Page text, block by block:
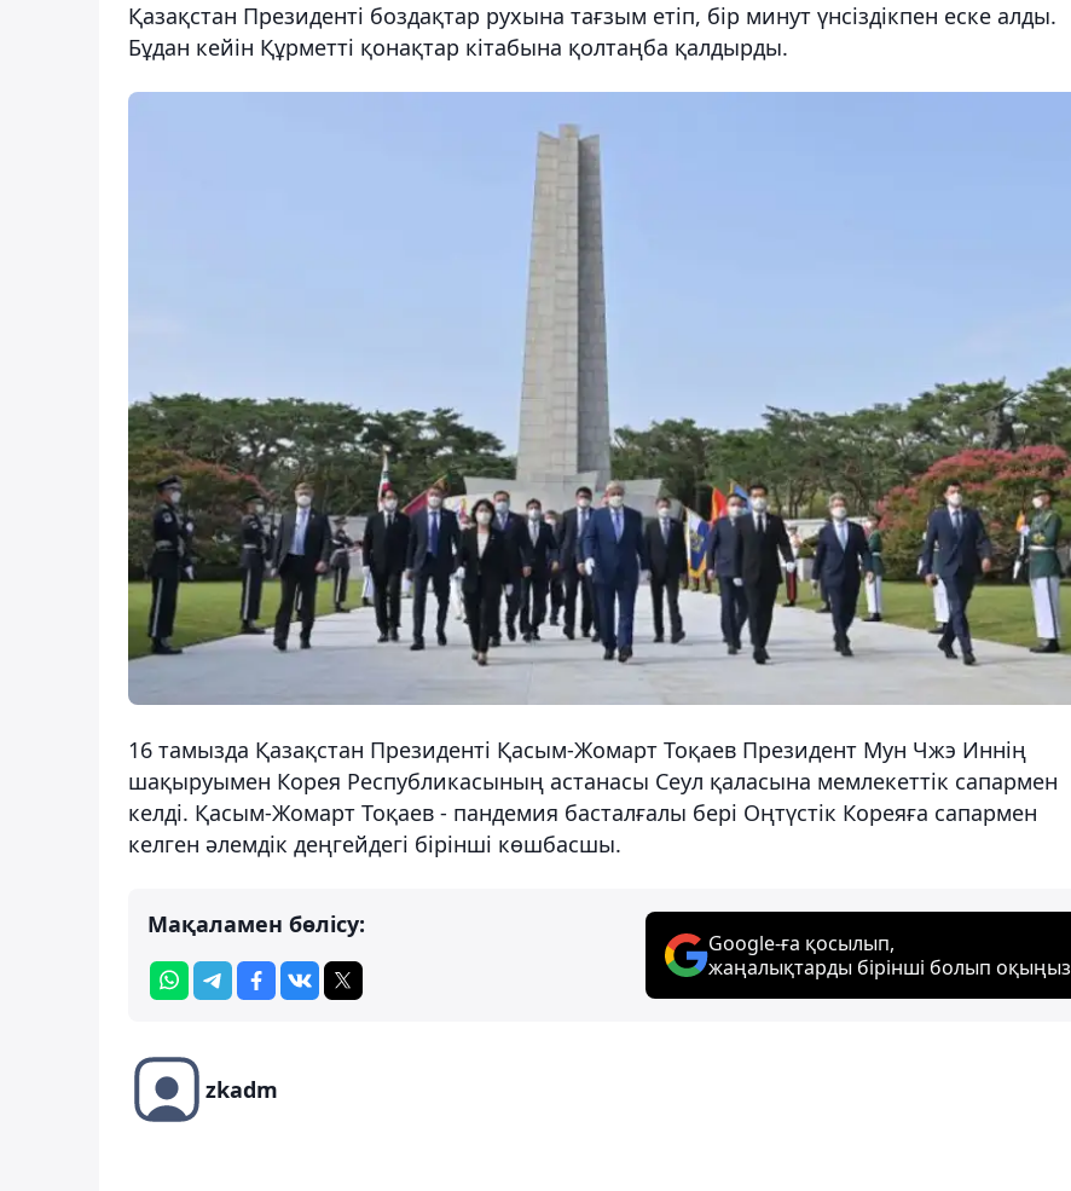
Қазақстан Президенті боздақтар рухына тағзым етіп, бір минут үнсіздікпен еске алды.
Бұдан кейін Құрметті қонақтар кітабына қолтаңба қалдырды.
16 тамызда Қазақстан Президенті Қасым-Жомарт Тоқаев Президент Мун Чжэ Иннің
шақыруымен Корея Республикасының астанасы Сеул қаласына мемлекеттік сапармен
келді. Қасым-Жомарт Тоқаев - пандемия басталғалы бері Оңтүстік Кореяға сапармен
келген әлемдік деңгейдегі бірінші көшбасшы.
Мақаламен бөлісу:
Google-ға қосылып,
жаңалықтарды бірінші болып оқыңыз
zkadm